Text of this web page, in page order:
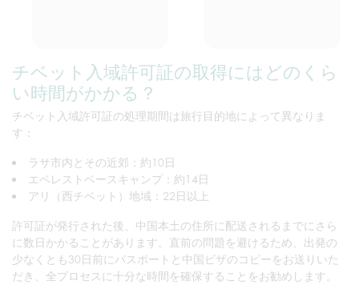
チベット入域許可証の取得にはどのくら
い時間がかかる？
チベット入域許可証の処理期間は旅行目的地によって異なりま
す：
ラサ市内とその近郊：約10日
エベレストベースキャンプ：約14日
アリ（西チベット）地域：22日以上
許可証が発行された後、中国本土の住所に配送されるまでにさら
に数日かかることがあります。直前の問題を避けるため、出発の
少なくとも30日前にパスポートと中国ビザのコピーをお送りいた
だき、全プロセスに十分な時間を確保することをお勧めします。